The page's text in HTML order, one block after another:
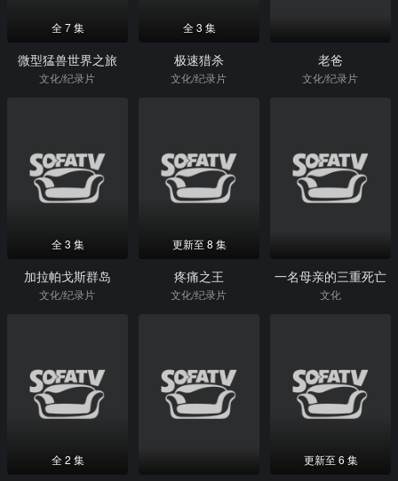
全 7 集
微型猛兽世界之旅
文化/纪录片
全 3 集
极速猎杀
文化/纪录片
老爸
文化/纪录片
全 3 集
加拉帕戈斯群岛
文化/纪录片
更新至 8 集
疼痛之王
文化/纪录片
一名母亲的三重死亡
文化
全 2 集 更新至 6 集